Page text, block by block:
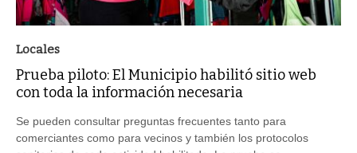
Prueba piloto: El Municipio habilitó sitio web
con toda la información necesaria
comerciantes como para vecinos y también los protocolos
sanitarios de cada actividad habilitada. La prueba se